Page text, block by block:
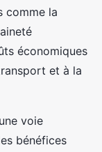
comme la
économiques
et à la
voie
bénéfices